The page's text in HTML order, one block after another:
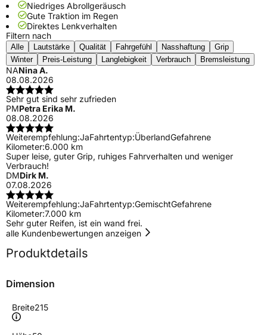
Niedriges Abrollgeräusch
Gute Traktion im Regen
Direktes Lenkverhalten
Filtern nach
Alle Lautstärke Qualität Fahrgefühl Nasshaftung
Grip
Winter
Preis-Leistung Langlebigkeit Verbrauch Bremsleistung
NANina A.
08.08.2026
Sehr gut sind sehr zufrieden
PMPetra Erika M.
08.08.2026
Weiterempfehlung:JaFahrtentyp:ÜberlandGefahrene
Kilometer:6.000 km
Super leise, guter Grip, ruhiges Fahrverhalten und weniger
Verbrauch!
DMDirk M.
07.08.2026
Weiterempfehlung:JaFahrtentyp:GemischtGefahrene
Kilometer:7.000 km
Sehr guter Reifen, ist ein wand frei.
alle Kundenbewertungen anzeigen
Produktdetails
Dimension
Breite215